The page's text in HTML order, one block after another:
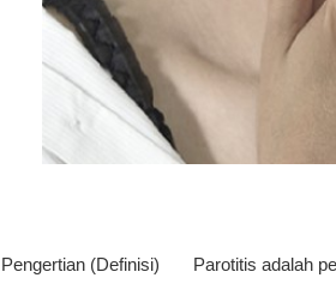
Pengertian (Definisi) Parotitis adalah